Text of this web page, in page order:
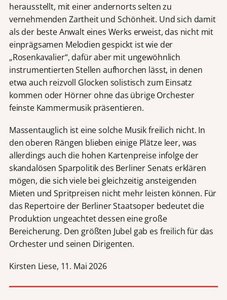
herausstellt, mit einer andernorts selten zu
vernehmenden Zartheit und Schönheit. Und sich damit
als der beste Anwalt eines Werks erweist, das nicht mit
einprägsamen Melodien gespickt ist wie der
„Rosenkavalier“, dafür aber mit ungewöhnlich
instrumentierten Stellen aufhorchen lässt, in denen
etwa auch reizvoll Glocken solistisch zum Einsatz
kommen oder Hörner ohne das übrige Orchester
feinste Kammermusik präsentieren.
Massentauglich ist eine solche Musik freilich nicht. In
den oberen Rängen blieben einige Plätze leer, was
allerdings auch die hohen Kartenpreise infolge der
skandalösen Sparpolitik des Berliner Senats erklären
mögen, die sich viele bei gleichzeitig ansteigenden
Mieten und Spritpreisen nicht mehr leisten können. Für
das Repertoire der Berliner Staatsoper bedeutet die
Produktion ungeachtet dessen eine große
Bereicherung. Den größten Jubel gab es freilich für das
Orchester und seinen Dirigenten.
Kirsten Liese, 11. Mai 2026